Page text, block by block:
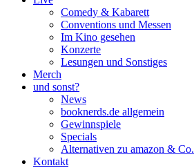
Comedy & Kabarett
Conventions und Messen
Im Kino gesehen
Konzerte
Lesungen und Sonstiges
Merch
und sonst?
News
booknerds.de allgemein
Gewinnspiele
Specials
Alternativen zu amazon & Co.
Kontakt